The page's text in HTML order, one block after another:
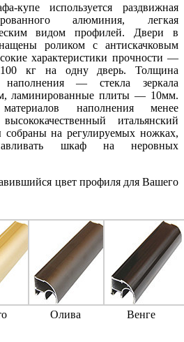
купе используется раздвижная
алюминия, легкая
видом профилей. Двери в
роликом с антискачковым
характеристики прочности —
кг на одну дверь. Толщина
наполнения — стекла зеркала
ламинированные плиты — 10мм.
наполнения менее
итальянский
на регулируемых ножках,
шкаф на неровных
цвет профиля для Вашего
Олива Венге